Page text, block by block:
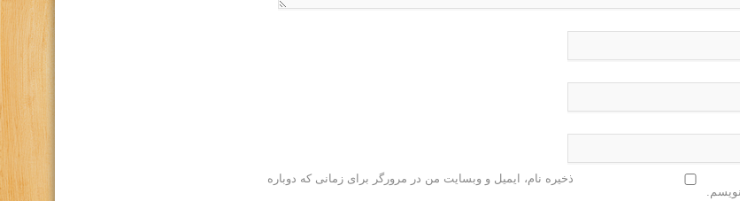
ذخیره نام، ایمیل و وبسایت من در مرورگر برای زمانی که دوباره